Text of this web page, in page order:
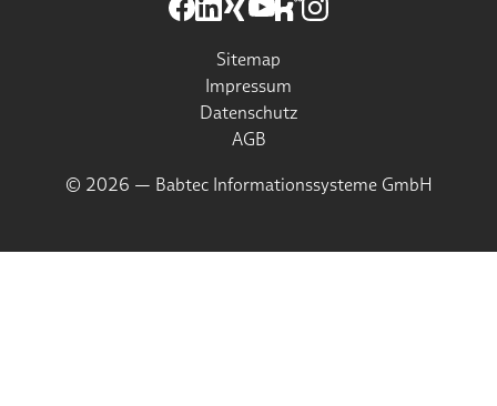
Sitemap
Impressum
Datenschutz
AGB
© 2026 — Babtec Informationssysteme GmbH